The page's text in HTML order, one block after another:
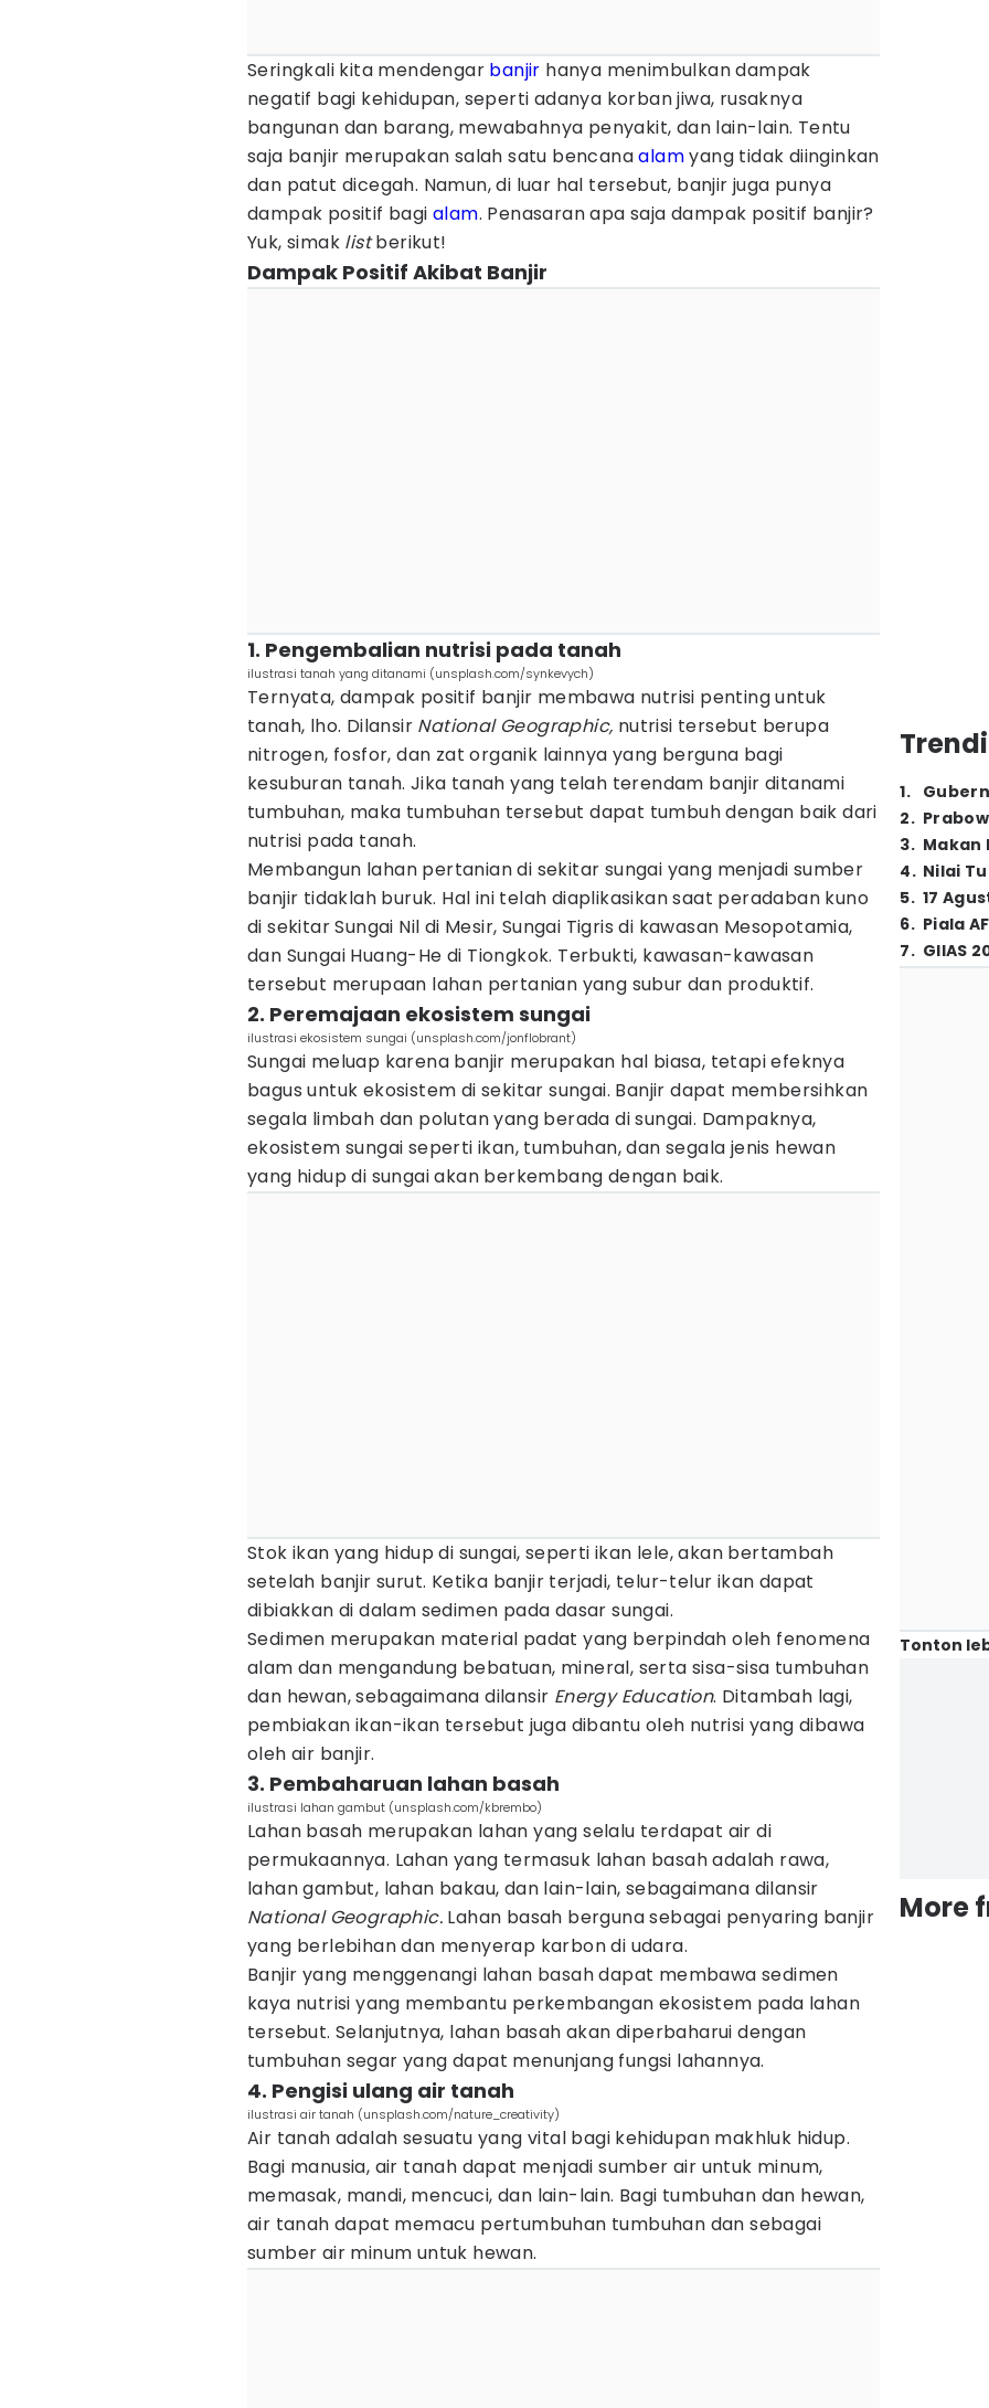
Seringkali kita mendengar banjir hanya menimbulkan dampak
negatif bagi kehidupan, seperti adanya korban jiwa, rusaknya
bangunan dan barang, mewabahnya penyakit, dan lain-lain. Tentu
saja banjir merupakan salah satu bencanaalamyang tidak diinginkan
dan patut dicegah. Namun, di luar hal tersebut, banjir juga punya
dampak positif bagi alam. Penasaran apa saja dampak positif banjir?
Yuk, simak listberikut!
Dampak Positif Akibat Banjir
1. Pengembalian nutrisi pada tanah
ilustrasi tanah yang ditanami (unsplash.com/synkevych)
Ternyata, dampak positif banjir membawa nutrisi penting untuk
tanah, lho. Dilansir National Geographic, nutrisi tersebut berupa
nitrogen, fosfor, dan zat organik lainnya yang berguna bagi
kesuburan tanah. Jika tanah yang telah terendam banjir ditanami
tumbuhan, maka tumbuhan tersebut dapat tumbuh dengan baik dari
nutrisi pada tanah.
Membangun lahan pertanian di sekitar sungai yang menjadi sumber
banjir tidaklah buruk. Hal ini telah diaplikasikan saat peradaban kuno
di sekitar Sungai Nil di Mesir, Sungai Tigris di kawasan Mesopotamia,
dan Sungai Huang-He di Tiongkok. Terbukti, kawasan-kawasan
tersebut merupaan lahan pertanian yang subur dan produktif.
2. Peremajaan ekosistem sungai
ilustrasi ekosistem sungai (unsplash.com/jonflobrant)
Sungai meluap karena banjir merupakan hal biasa, tetapi efeknya
bagus untuk ekosistem di sekitar sungai. Banjir dapat membersihkan
segala limbah dan polutan yang berada di sungai. Dampaknya,
ekosistem sungai seperti ikan, tumbuhan, dan segala jenis hewan
yang hidup di sungai akan berkembang dengan baik.
Stok ikan yang hidup di sungai, seperti ikan lele, akan bertambah
setelah banjir surut. Ketika banjir terjadi, telur-telur ikan dapat
dibiakkan di dalam sedimen pada dasar sungai.
Sedimen merupakan material padat yang berpindah oleh fenomena
alam dan mengandung bebatuan, mineral, serta sisa-sisa tumbuhan
dan hewan, sebagaimana dilansir Energy Education. Ditambah lagi,
pembiakan ikan-ikan tersebut juga dibantu oleh nutrisi yang dibawa
oleh air banjir.
3. Pembaharuan lahan basah
ilustrasi lahan gambut (unsplash.com/kbrembo)
Lahan basah merupakan lahan yang selalu terdapat air di
permukaannya. Lahan yang termasuk lahan basah adalah rawa,
lahan gambut, lahan bakau, dan lain-lain, sebagaimana dilansir
National Geographic. Lahan basah berguna sebagai penyaring banjir
yang berlebihan dan menyerap karbon di udara.
Banjir yang menggenangi lahan basah dapat membawa sedimen
kaya nutrisi yang membantu perkembangan ekosistem pada lahan
tersebut. Selanjutnya, lahan basah akan diperbaharui dengan
tumbuhan segar yang dapat menunjang fungsi lahannya.
4. Pengisi ulang air tanah
ilustrasi air tanah (unsplash.com/nature_creativity)
Air tanah adalah sesuatu yang vital bagi kehidupan makhluk hidup.
Bagi manusia, air tanah dapat menjadi sumber air untuk minum,
memasak, mandi, mencuci, dan lain-lain. Bagi tumbuhan dan hewan,
air tanah dapat memacu pertumbuhan tumbuhan dan sebagai
sumber air minum untuk hewan.
1.
2.
3. Makan
4. Nilai
5. 17
6. Piala
7. GIIAS
Tonton
More